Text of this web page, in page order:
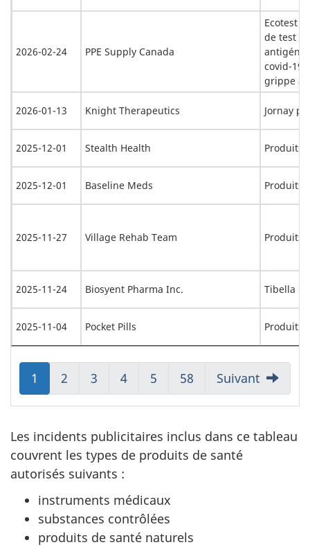
2026-02-24 PPE Supply Canada
Ecotest
de test
covid-19
grippe
2026-01-13 Knight Therapeutics Jornay
2025-12-01 Stealth Health Produits
2025-12-01 Baseline Meds Produits
2025-11-27 Village Rehab Team Produits
2025-11-24 Biosyent Pharma Inc. Tibella
2025-11-04 Pocket Pills Produits
Aller
à:
1
Aller
à:
2
Aller
à:
3
Aller
à:
4
Aller
à:
5
Aller
à:
58 Suivant
Les incidents publicitaires inclus dans ce tableau
couvrent les types de produits de santé
autorisés suivants :
instruments médicaux
substances contrôlées
produits de santé naturels